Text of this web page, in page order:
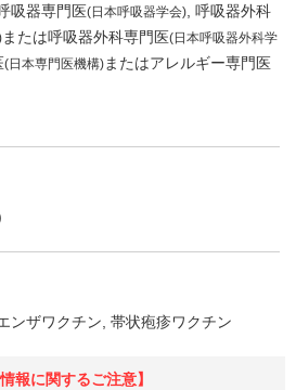
吸器専門医(日本呼吸器学会) 呼吸器外科
または呼吸器外科専門医(日本呼吸器外科学
(日本専門医機構) またはアレルギー専門医
ンザワクチン 帯状疱疹ワクチン
情報に関するご注意】